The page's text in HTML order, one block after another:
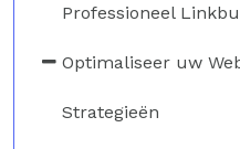
Professioneel
Optimaliseer uw
Strategieën